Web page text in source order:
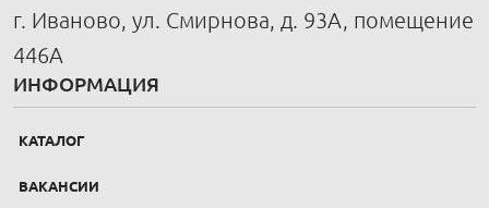
г. Иваново, ул. Смирнова, д. 93А, помещение
446А
ИНФОРМАЦИЯ
КАТАЛОГ
ВАКАНСИИ